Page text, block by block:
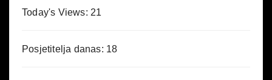
Today's Views: 21
Posjetitelja danas: 18